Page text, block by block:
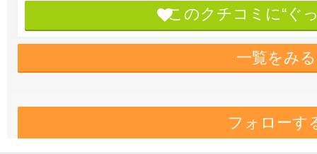
このクチコミに“ぐ
一覧をみる
フォローす